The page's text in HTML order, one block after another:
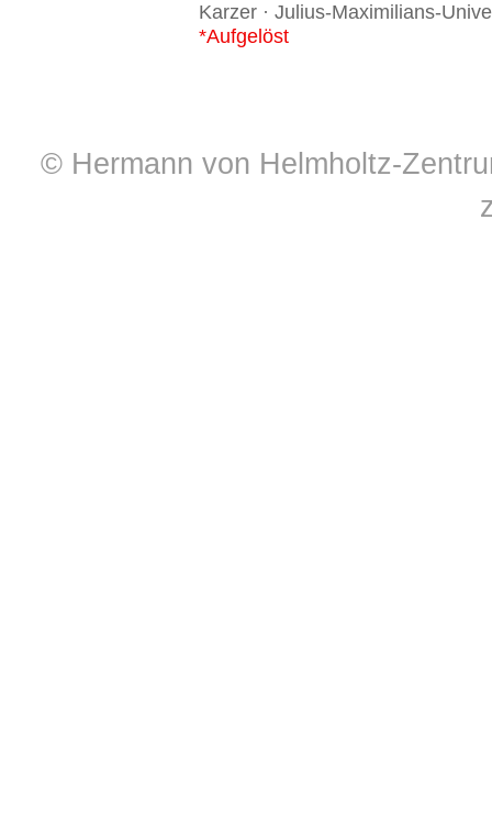
Karzer · Julius-Maximilians-
*Aufgelöst
© Hermann von Helmholtz-